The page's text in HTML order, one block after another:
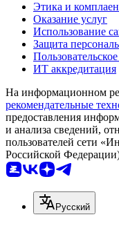
Этика и
Оказание услуг
Использование
Защита
ИТ аккредитация
На информационном
рекомендательные
предоставления
и анализа сведений,
пользователей сети
Российской
Русский